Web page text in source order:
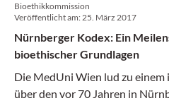
Bioethikkommission
Veröffentlicht am:25. März 2017
Nürnberger Kodex: Ein
bioethischer Grundlagen
Die MedUni Wien lud zu
über den vor 70 Jahren in